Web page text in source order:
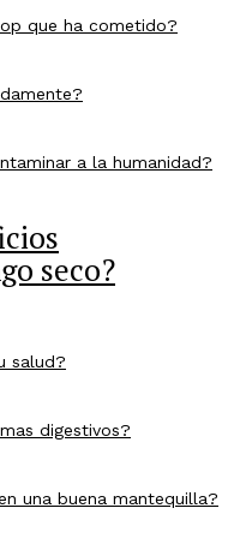
que ha cometido?
a la humanidad?
seco?
salud?
digestivos?
una buena mantequilla?